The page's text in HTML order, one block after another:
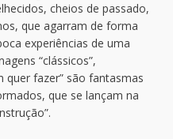
cheios de passado,
que agarram de forma
experiências de uma
“clássicos”,
quer fazer” são fantasmas
que se lançam na